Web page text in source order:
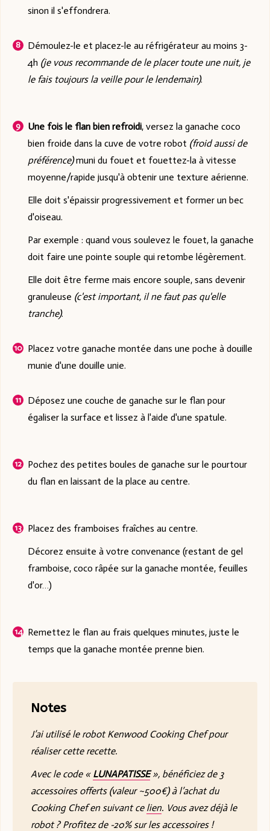
sinon il s'effondrera.
Démoulez-le et placez-le au réfrigérateur au moins 3-
4h (je vous recommande de le placer toute une nuit, je
le fais toujours la veille pour le lendemain).
Une fois le flan bien refroidi, versez la ganache coco
bien froide dans la cuve de votre robot (froid aussi de
préférence)muni du fouet et fouettez-la à vitesse
moyenne/rapide jusqu'à obtenir une texture aérienne.
Elle doit s'épaissir progressivement et former un bec
d'oiseau.
Par exemple : quand vous soulevez le fouet, la ganache
doit faire une pointe souple qui retombe légèrement.
Elle doit être ferme mais encore souple, sans devenir
granuleuse (c'est important, il ne faut pas qu'elle
tranche).
Placez votre ganache montée dans une poche à douille
munie d'une douille unie.
Déposez une couche de ganache sur le flan pour
égaliser la surface et lissez à l'aide d'une spatule.
Pochez des petites boules de ganache sur le pourtour
du flan en laissant de la place au centre.
Placez des framboises fraîches au centre.
Décorez ensuite à votre convenance (restant de gel
framboise, coco râpée sur la ganache montée, feuilles
d'or…)
Remettez le flan au frais quelques minutes, juste le
temps que la ganache montée prenne bien.
Notes
J’ai utilisé le robot Kenwood Cooking Chef pour
réaliser cette recette.
Avec le code « LUNAPATISSE», bénéficiez de 3
accessoires offerts (valeur ~500€) à l’achat du
Cooking Chef en suivant ce lien. Vous avez déjà le
robot ? Profitez de -20% sur les accessoires !